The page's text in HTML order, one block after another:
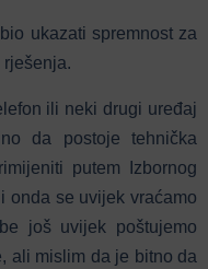
ukazati spremnost za
rješenja.
ili neki drugi uređaj
da postoje tehnička
putem Izbornog
onda se uvijek vraćamo
još uvijek poštujemo
ali mislim da je bitno da